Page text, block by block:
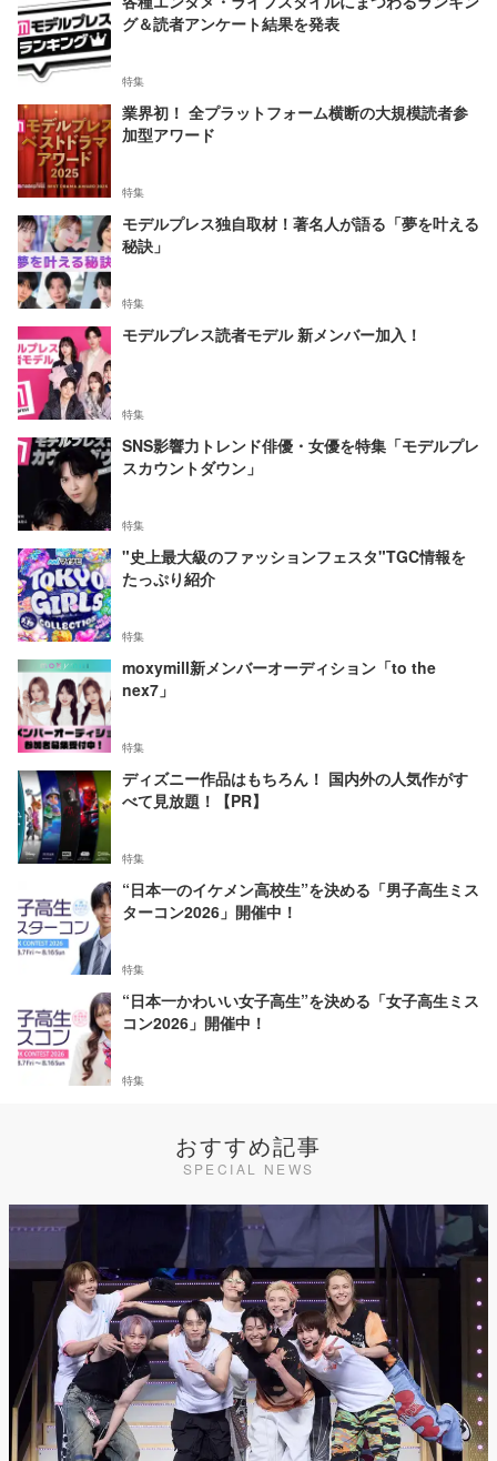
グ＆読者アンケート結果を発表
特集
業界初！ 全プラットフォーム横断の大規模読者参
加型アワード
特集
モデルプレス独自取材！著名人が語る「夢を叶える
秘訣」
特集
モデルプレス読者モデル 新メンバー加入！
特集
SNS影響力トレンド俳優・女優を特集「モデルプレ
スカウントダウン」
特集
"史上最大級のファッションフェスタ"TGC情報を
たっぷり紹介
特集
moxymill新メンバーオーディション「to the
nex7」
特集
ディズニー作品はもちろん！ 国内外の人気作がす
べて見放題！【PR】
特集
“日本一のイケメン高校生”を決める「男子高生ミス
ターコン2026」開催中！
特集
“日本一かわいい女子高生”を決める「女子高生ミス
コン2026」開催中！
特集
おすすめ記事
SPECIAL NEWS